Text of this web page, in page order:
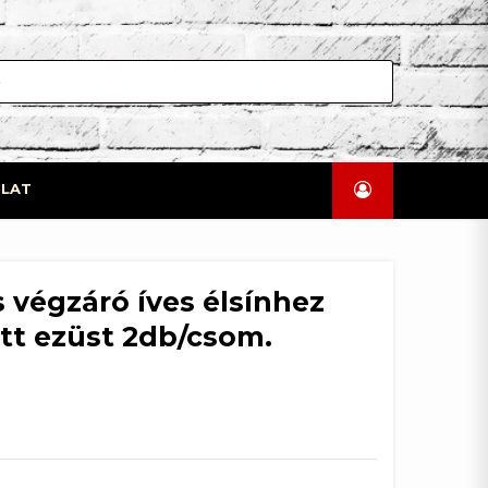
íves élsínhez
ezüst 2db/csom.